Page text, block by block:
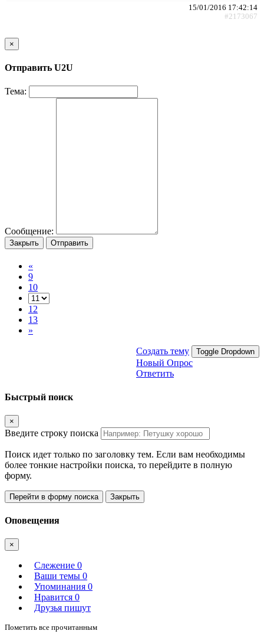
15/01/2016 17:42:14
#2173067
×
Отправить U2U
Тема:
Сообщение:
Закрыть Отправить
«
9
10
12
13
»
Создать тему Toggle Dropdown
Новый Опрос
Ответить
Быстрый поиск
×
Введите строку поиска
Поиск идет только по заголовку тем. Если вам необходимы
более тонкие настройки поиска, то перейдите в полную
форму.
Перейти в форму поиска Закрыть
Оповещения
×
Слежение 0
Ваши темы 0
Упоминания 0
Нравится 0
Друзья пишут
Пометить все прочитанным